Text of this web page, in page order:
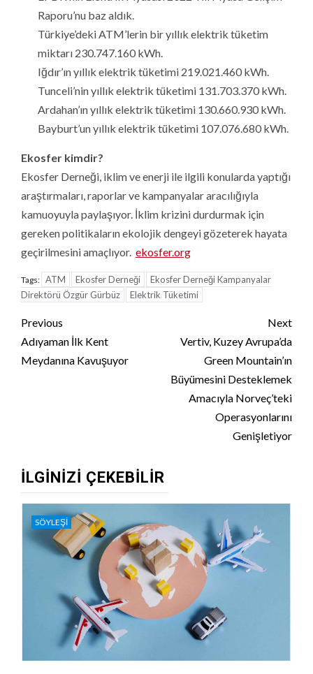
Raporu’nu baz aldık.
Türkiye’deki ATM’lerin bir yıllık elektrik tüketim
miktarı 230.747.160 kWh.
Iğdır’ın yıllık elektrik tüketimi 219.021.460 kWh.
Tunceli’nin yıllık elektrik tüketimi 131.703.370 kWh.
Ardahan’ın yıllık elektrik tüketimi 130.660.930 kWh.
Bayburt’un yıllık elektrik tüketimi 107.076.680 kWh.
Ekosfer kimdir?
Ekosfer Derneği, iklim ve enerji ile ilgili konularda yaptığı
araştırmaları, raporlar ve kampanyalar aracılığıyla
kamuoyuyla paylaşıyor. İklim krizini durdurmak için
gereken politikaların ekolojik dengeyi gözeterek hayata
geçirilmesini amaçlıyor. ekosfer.org
Tags: ATM Ekosfer Derneği
Ekosfer Derneği Kampanyalar
Direktörü Özgür Gürbüz
Elektrik Tüketimi
Continue
Reading
Previous
Adıyaman İlk Kent
Meydanına Kavuşuyor
Next
Vertiv, Kuzey Avrupa’da
Green Mountain’ın
Büyümesini Desteklemek
Amacıyla Norveç’teki
Operasyonlarını
Genişletiyor
İLGINIZI ÇEKEBILIR
SÖYLEŞI